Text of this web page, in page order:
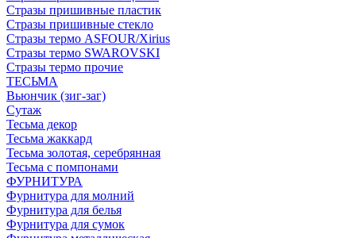
Стразы пришивные пластик
Стразы пришивные стекло
Стразы термо ASFOUR/Xirius
Стразы термо SWAROVSKI
Стразы термо прочие
ТЕСЬМА
Вьюнчик (зиг-заг)
Сутаж
Тесьма декор
Тесьма жаккард
Тесьма золотая, серебрянная
Тесьма с помпонами
ФУРНИТУРА
Фурнитура для молний
Фурнитура для белья
Фурнитура для сумок